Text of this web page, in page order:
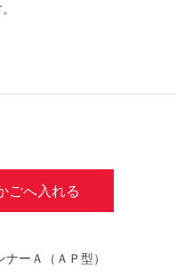
ごへ入れる
ーＡ（ＡＰ型）